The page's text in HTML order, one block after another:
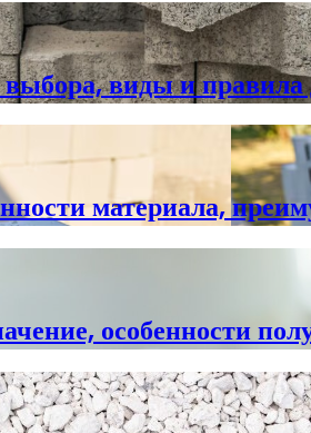
виды и правила
материала,
особенности